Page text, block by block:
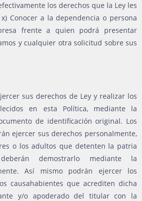
los derechos que la Ley les
Conocer a la dependencia o persona
frente a quien podrá presentar
y cualquier otra solicitud sobre sus
sus derechos de Ley y realizar los
en esta Política, mediante la
de identificación original. Los
ejercer sus derechos personalmente,
o los adultos que detenten la patria
demostrarlo mediante la
Así mismo podrán ejercer los
causahabientes que acrediten dicha
y/o apoderado del titular con la